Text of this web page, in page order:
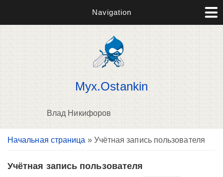
Navigation
Myx.Ostankin
Влад Никифоров
Вы здесь
Начальная страница » Учётная запись пользователя
Учётная запись пользователя